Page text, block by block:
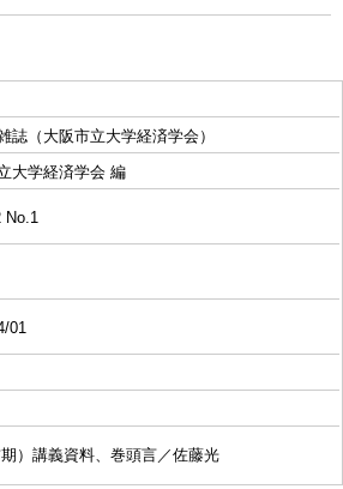
誌（大阪市立大学経済学会）
大学経済学会 編
No.1
01
期）講義資料、巻頭言／佐藤光